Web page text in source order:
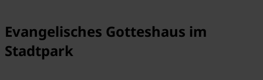
Evangelisches Gotteshaus im
Stadtpark